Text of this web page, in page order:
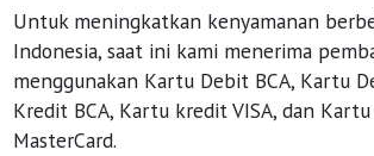
Untuk meningkatkan kenyamanan
Indonesia, saat ini kami menerima
menggunakan Kartu Debit BCA, Kartu
Kredit BCA, Kartu kredit VISA, dan
MasterCard.